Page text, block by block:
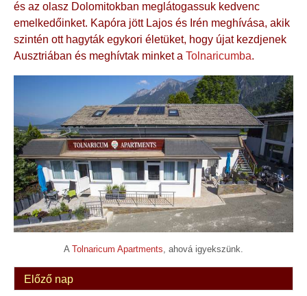
és az olasz Dolomitokban meglátogassuk kedvenc
emelkedőinket. Kapóra jött Lajos és Irén meghívása, akik
szintén ott hagyták egykori életüket, hogy újat kezdjenek
Ausztriában és meghívtak minket a Tolnaricumba.
A Tolnaricum Apartments, ahová igyekszünk.
Előző nap